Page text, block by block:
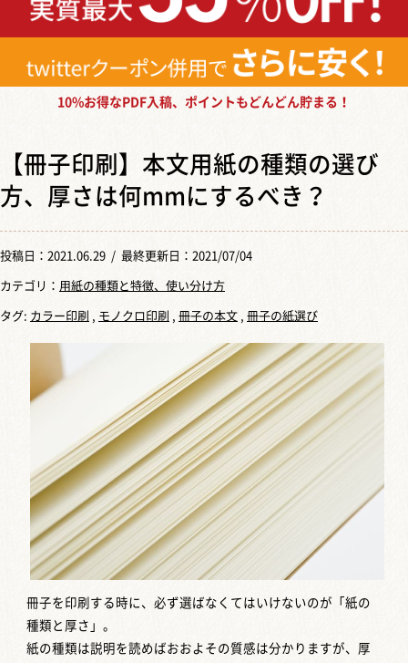
10%お得なPDF入稿、ポイントもどんどん貯まる！
【冊子印刷】本文用紙の種類の選び
方、厚さは何mmにするべき？
投稿日： 2021.06.29 / 最終更新日：2021/07/04
カテゴリ： 用紙の種類と特徴、使い分け方
タグ: カラー印刷 モノクロ印刷 冊子の本文 冊子の紙選び
冊子を印刷する時に、必ず選ばなくてはいけないのが「紙の
種類と厚さ」。
紙の種類は説明を読めばおおよその質感は分かりますが、厚